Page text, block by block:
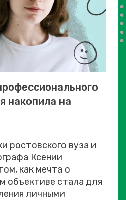
накопила на
ростовского вуза и
Ксении
как мечта о
объективе стала для
личными